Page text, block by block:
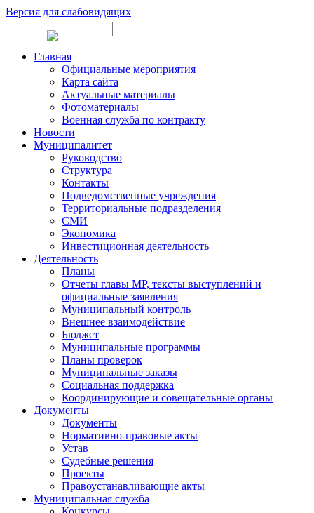
Версия для слабовидящих
Главная
Официальные мероприятия
Карта сайта
Актуальные материалы
Фотоматериалы
Военная служба по контракту
Новости
Муниципалитет
Руководство
Структура
Контакты
Подведомственные учреждения
Территориальные подразделения
СМИ
Экономика
Инвестиционная деятельность
Деятельность
Планы
Отчеты главы МР, тексты выступлений и
официальные заявления
Муниципальный контроль
Внешнее взаимодействие
Бюджет
Муниципальные программы
Планы проверок
Муниципальные заказы
Социальная поддержка
Координирующие и совещательные органы
Документы
Документы
Нормативно-правовые акты
Устав
Судебные решения
Проекты
Правоустанавливающие акты
Муниципальная служба